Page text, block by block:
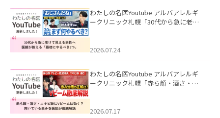
わたしの名医Youtube アルバアレルギ
ークリニック札幌「30代から急に老け
た。
2026.07.24
わたしの名医Youtube アルバアレルギ
ークリニック札幌「赤ら顔・酒さ・ニ
した。
2026.07.17